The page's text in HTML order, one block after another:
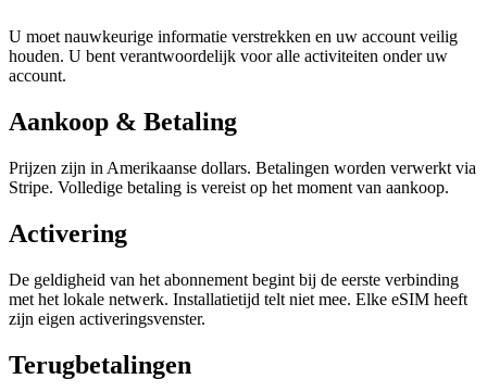
U moet nauwkeurige informatie verstrekken en uw account veilig
houden. U bent verantwoordelijk voor alle activiteiten onder uw
account.
Aankoop & Betaling
Prijzen zijn in Amerikaanse dollars. Betalingen worden verwerkt via
Stripe. Volledige betaling is vereist op het moment van aankoop.
Activering
De geldigheid van het abonnement begint bij de eerste verbinding
met het lokale netwerk. Installatietijd telt niet mee. Elke eSIM heeft
zijn eigen activeringsvenster.
Terugbetalingen